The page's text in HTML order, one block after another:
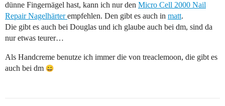
dünne Fingernägel hast, kann ich nur den Micro Cell 2000 Nail
Repair Nagelhärterempfehlen. Den gibt es auch in matt.
Die gibt es auch bei Douglas und ich glaube auch bei dm, sind da
nur etwas teurer…
Als Handcreme benutze ich immer die von treaclemoon, die gibt es
auch bei dm